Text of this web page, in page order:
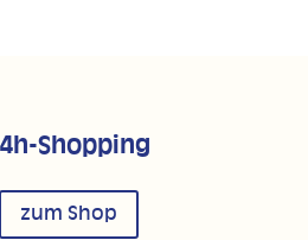
Shopping
zum Shop